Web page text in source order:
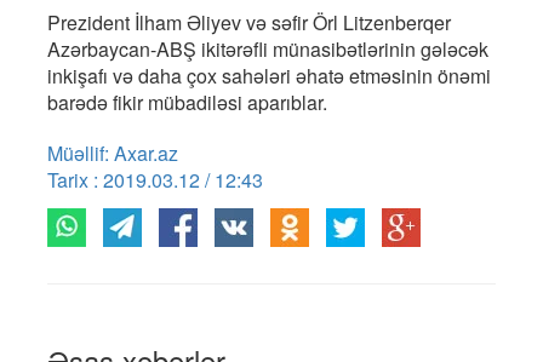
Prezident İlham Əliyev və səfir Örl Litzenberqer
Azərbaycan-ABŞ ikitərəfli münasibətlərinin gələcək
inkişafı və daha çox sahələri əhatə etməsinin önəmi
barədə fikir mübadiləsi aparıblar.
Müəllif: Axar.az
Tarix : 2019.03.12 / 12:43